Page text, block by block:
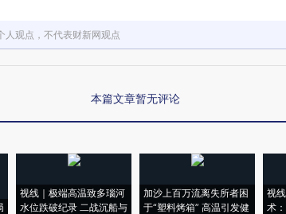
人观点，不代表财新网观点
本篇文章暂无评论
视线｜极端高温致多瑙河
水位跌破纪录 二战沉船与
加沙上百万流离失所者困
于“塑料烤箱” 高温引发健
视
术